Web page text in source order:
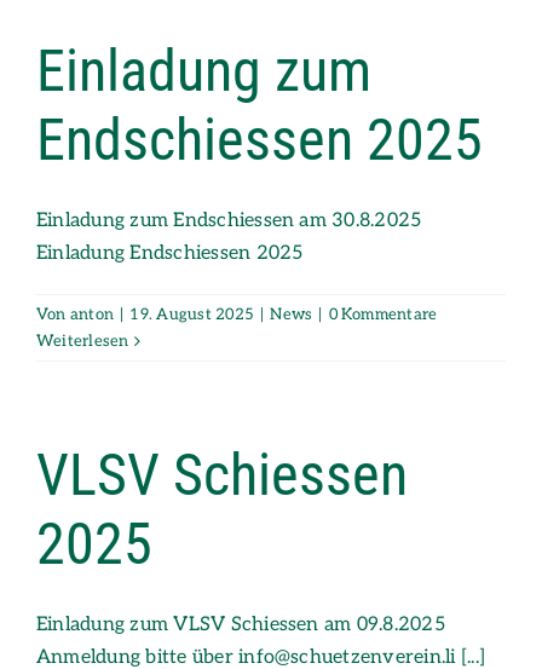
Einladung zum
Endschiessen 2025
Einladung zum Endschiessen am 30.8.2025
Einladung Endschiessen 2025
Von anton 19. August 2025 News
0 Kommentare
Weiterlesen
VLSV Schiessen
2025
Einladung zum VLSV Schiessen am 09.8.2025
Anmeldung bitte über info@schuetzenverein.li [...]